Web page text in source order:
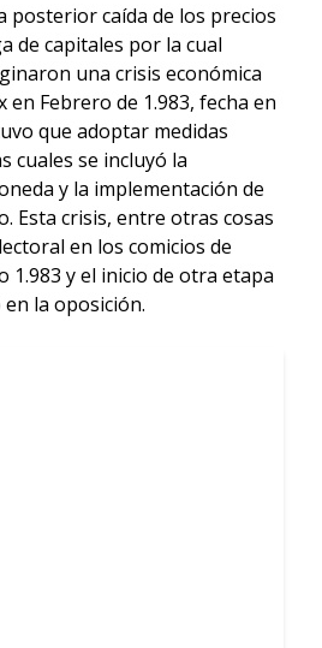
posterior caída de los precios
de capitales por la cual
una crisis económica
en Febrero de 1.983, fecha en
que adoptar medidas
cuales se incluyó la
y la implementación de
Esta crisis, entre otras cosas
en los comicios de
1.983 y el inicio de otra etapa
la oposición.